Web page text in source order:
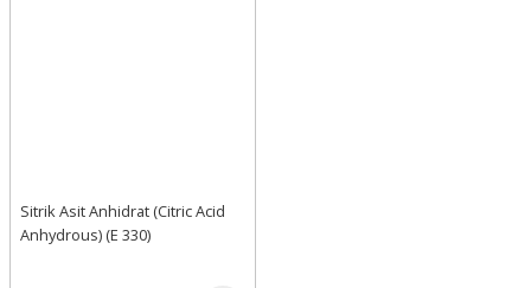
Sitrik Asit Anhidrat (Citric Acid
Anhydrous) (E 330)